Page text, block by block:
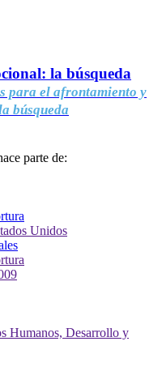
la búsqueda
para el afrontamiento y
búsqueda
parte de: